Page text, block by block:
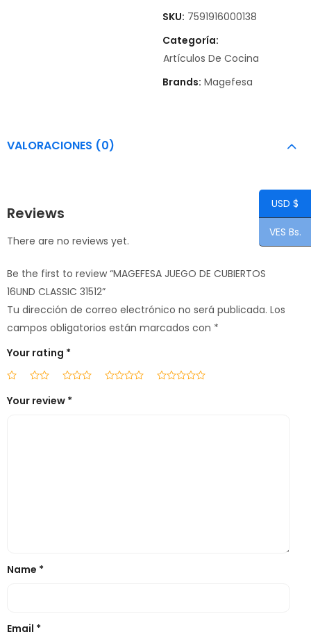
SKU: 7591916000138
Categoría:
Artículos De Cocina
Brands: Magefesa
VALORACIONES (0)
Reviews
There are no reviews yet.
Be the first to review “MAGEFESA JUEGO DE CUBIERTOS
16UND CLASSIC 31512”
Tu dirección de correo electrónico no será publicada. Los
campos obligatorios están marcados con *
Your rating *
Your review *
Name *
Email *
USD $
VES Bs.